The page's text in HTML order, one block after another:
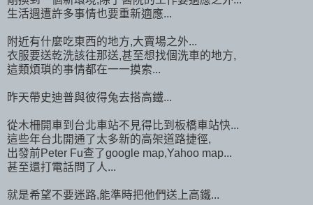
生活週遭許多事情也要重新適應...
附近有什麼吃東西的地方,大賣場之外...
衣服要送乾洗該往那送,甚至想找個洗車的地方,
這類煩瑣的事情都在一一摸索...
昨天帶史迪普與彼得兔去搭高鐵...
從木柵開車到台北車站不見得比到板橋車站快...
這些年台北開通了太多新的高架道路捷徑,
出發前Peter Fu查了google map,Yahoo map...
甚至還打電話問了人...
就是希望不要迷路,能準時把他們送上高鐵...